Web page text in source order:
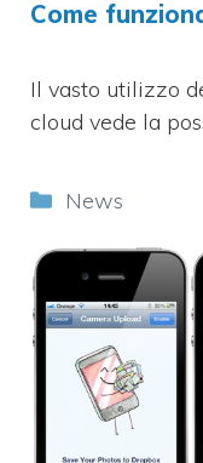
Come
Il vasto utilizzo
cloud vede la
Categorie
News